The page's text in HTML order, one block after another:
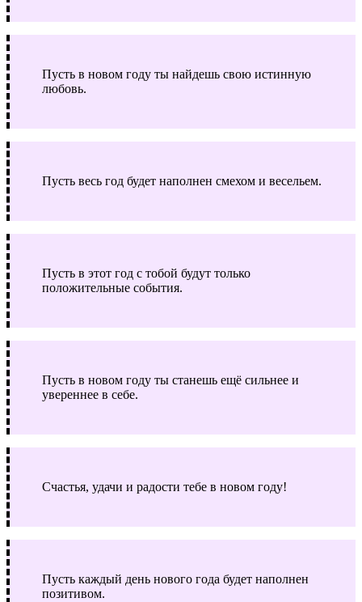
Пусть в новом году ты найдешь свою истинную
любовь.
Пусть весь год будет наполнен смехом и весельем.
Пусть в этот год с тобой будут только
положительные события.
Пусть в новом году ты станешь ещё сильнее и
увереннее в себе.
Счастья, удачи и радости тебе в новом году!
Пусть каждый день нового года будет наполнен
позитивом.